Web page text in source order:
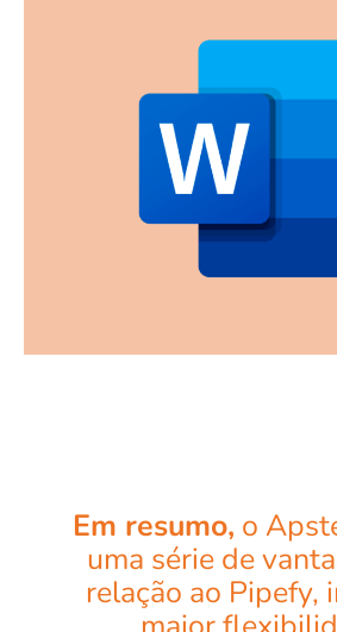
Em resumo, o
uma série de
relação ao Pipefy,